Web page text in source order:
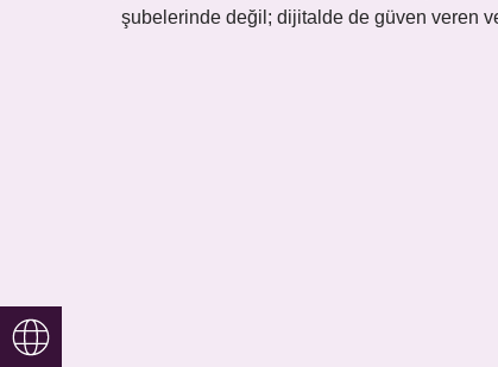
şubelerinde değil; dijitalde de güven veren